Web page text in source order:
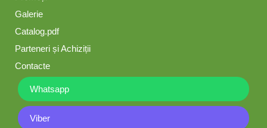
Galerie
Catalog.pdf
Parteneri și Achiziții
Contacte
Whatsapp
Viber